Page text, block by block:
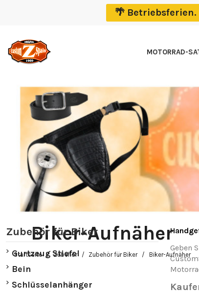
🌴
MOTORRAD-
Biker-Aufnäher
Startseite Zubehör Zubehör für Biker Biker-Aufnäher
Geben
Zubehör für Biker
Gurtzeug Stiefel
Bein
Schlüsselanhänger